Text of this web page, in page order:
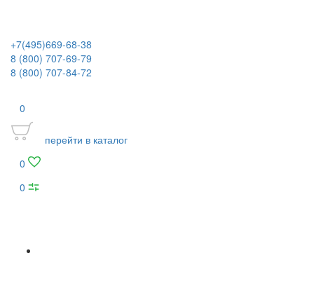
+7(495)669-68-38
8 (800) 707-69-79
8 (800) 707-84-72
0
перейти в каталог
0
0